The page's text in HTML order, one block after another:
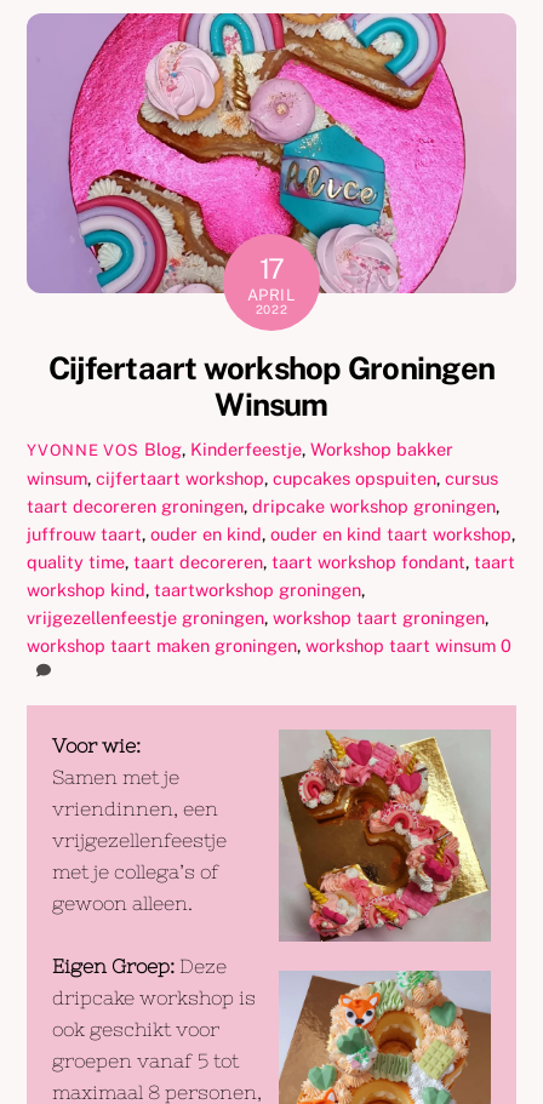
17
APRIL
2022
Cijfertaart workshop Groningen
Winsum
YVONNE VOS Blog, Kinderfeestje, Workshop bakker
winsum,cijfertaart workshop,cupcakes opspuiten,cursus
taart decoreren groningen,dripcake workshop groningen,
juffrouw taart,ouder en kind,ouder en kind taart workshop,
quality time,taart decoreren,taart workshop fondant,taart
workshop kind,taartworkshop groningen,
vrijgezellenfeestje groningen,workshop taart groningen,
workshop taart maken groningen,workshop taart winsum 0
Voor wie:
Samen met je
vriendinnen, een
vrijgezellenfeestje
met je collega’s of
gewoon alleen.
Eigen Groep:Deze
dripcake workshop is
ook geschikt voor
groepen vanaf 5 tot
maximaal 8 personen,